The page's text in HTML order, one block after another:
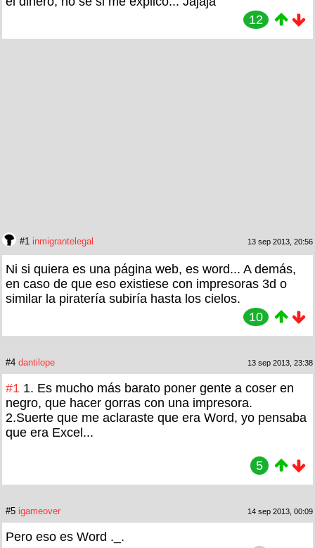
12
#1 inmigrantelegal 13 sep 2013, 20:56
Ni si quiera es una página web, es word... A demás,
en caso de que eso existiese con impresoras 3d o
similar la piratería subiría hasta los cielos.
10
#4 dantilope 13 sep 2013, 23:38
#1 1. Es mucho más barato poner gente a coser en
negro, que hacer gorras con una impresora.
2.Suerte que me aclaraste que era Word, yo pensaba
que era Excel...
5
#5 igameover 14 sep 2013, 00:09
Pero eso es Word ._.